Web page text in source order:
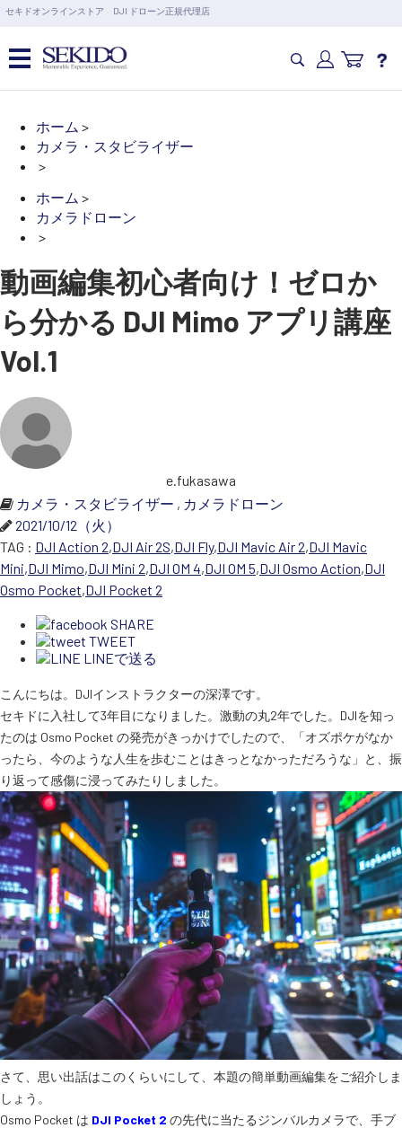
セキドオンラインストア DJI ドローン正規代理店
営業日の15時まで即日出荷
6,000円以上のご購入で送料無料！ポイント1%還元 >>
業務用ドローン・業務関連製品
水中ドローン(ROV)・水中スクーター
RC・ロボット部品
スペシャルコンテンツ
サポート・Q&A / 法人・学生のお客様
取扱店舗一覧
コーポレートサイト
SEKIDO 会社概要
ホーム >
カメラ・スタビライザー
>
ホーム >
カメラドローン
>
動画編集初心者向け！ゼロか
ら分かる DJI Mimo アプリ講座
Vol.1
e.fukasawa
カメラ・スタビライザー , カメラドローン
2021/10/12（火）
TAG : DJI Action 2,DJI Air 2S,DJI Fly,DJI Mavic Air 2,DJI Mavic
Mini,DJI Mimo,DJI Mini 2,DJI OM 4,DJI OM 5,DJI Osmo Action,DJI
Osmo Pocket,DJI Pocket 2
SHARE
TWEET
LINEで送る
こんにちは。DJIインストラクターの深澤です。
セキドに入社して3年目になりました。激動の丸2年でした。DJIを知っ
たのは Osmo Pocket の発売がきっかけでしたので、「オズポケがなか
ったら、今のような人生を歩むことはきっとなかっただろうな」と、振
り返って感傷に浸ってみたりしました。
さて、思い出話はこのくらいにして、本題の簡単動画編集をご紹介しま
しょう。
Osmo Pocket は DJI Pocket 2 の先代に当たるジンバルカメラで、手ブ